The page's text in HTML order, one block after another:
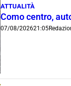
ATTUALITÀ
Como centro,
07/08/202621:05